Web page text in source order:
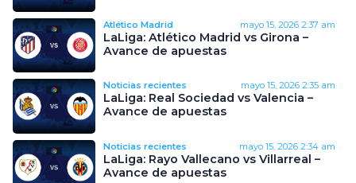
Atlético Madrid mayo 15, 2026 2:37 am
LaLiga: Atlético Madrid vs Girona –
Avance de apuestas
Noticias recientes mayo 15, 2026 2:35 am
LaLiga: Real Sociedad vs Valencia –
Avance de apuestas
Noticias recientes mayo 15, 2026 2:34 am
LaLiga: Rayo Vallecano vs Villarreal –
Avance de apuestas